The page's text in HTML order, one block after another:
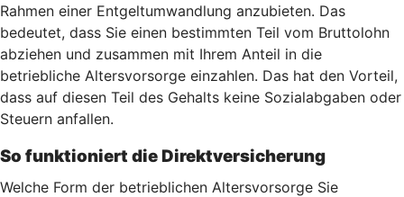
Rahmen einer Entgeltumwandlung anzubieten. Das
bedeutet, dass Sie einen bestimmten Teil vom Bruttolohn
abziehen und zusammen mit Ihrem Anteil in die
betriebliche Altersvorsorge einzahlen. Das hat den Vorteil,
dass auf diesen Teil des Gehalts keine Sozialabgaben oder
Steuern anfallen.
So funktioniert die Direktversicherung
Welche Form der betrieblichen Altersvorsorge Sie